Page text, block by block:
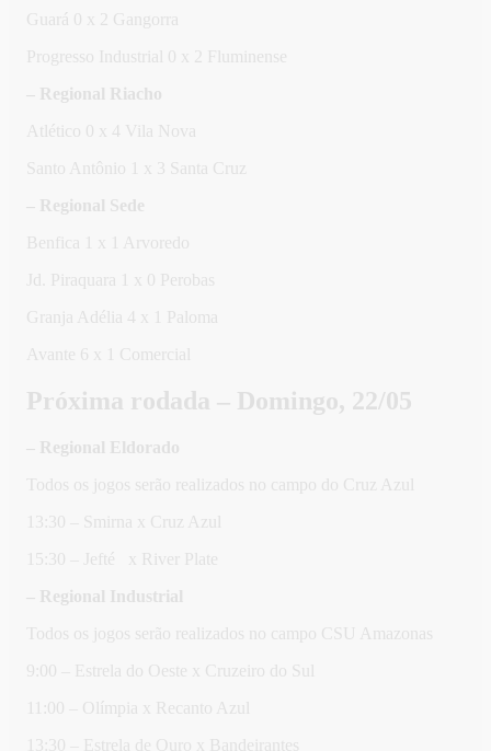
Guará 0 x 2 Gangorra
Progresso Industrial 0 x 2 Fluminense
– Regional Riacho
Atlético 0 x 4 Vila Nova
Santo Antônio 1 x 3 Santa Cruz
– Regional Sede
Benfica 1 x 1 Arvoredo
Jd. Piraquara 1 x 0 Perobas
Granja Adélia 4 x 1 Paloma
Avante 6 x 1 Comercial
Próxima rodada – Domingo, 22/05
– Regional Eldorado
Todos os jogos serão realizados no campo do Cruz Azul
13:30 – Smirna x Cruz Azul
15:30 – Jefté x River Plate
– Regional Industrial
Todos os jogos serão realizados no campo CSU Amazonas
9:00 – Estrela do Oeste x Cruzeiro do Sul
11:00 – Olímpia x Recanto Azul
13:30 – Estrela de Ouro x Bandeirantes